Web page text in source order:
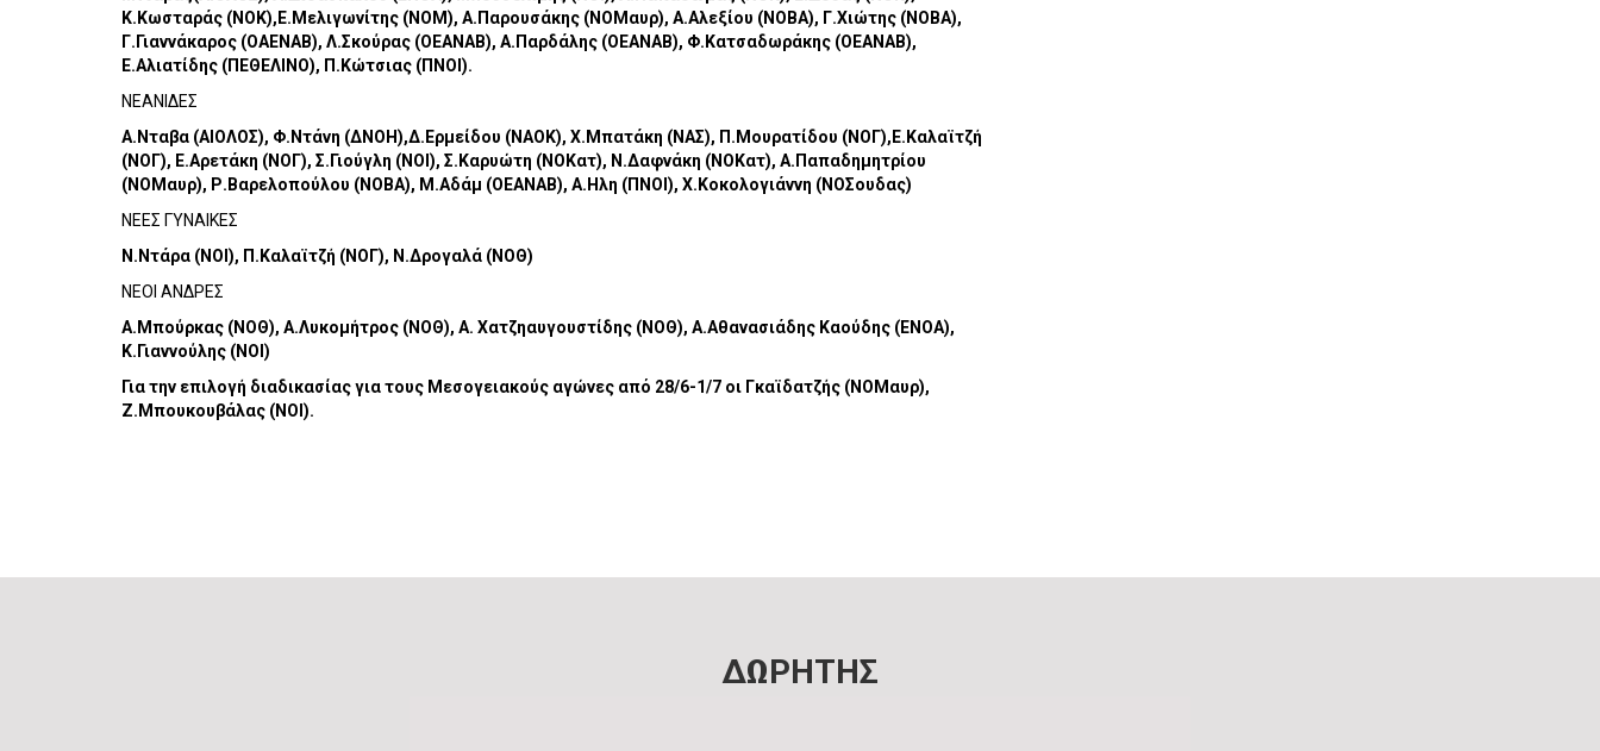
Κ.Κωσταράς (ΝΟΚ),Ε.Μελιγωνίτης (ΝΟΜ), Α.Παρουσάκης (ΝΟΜαυρ), Α.Αλεξίου (ΝΟΒΑ), Γ.Χιώτης (ΝΟΒΑ),
Γ.Γιαννάκαρος (ΟΑΕΝΑΒ), Λ.Σκούρας (ΟΕΑΝΑΒ), Α.Παρδάλης (ΟΕΑΝΑΒ), Φ.Κατσαδωράκης (ΟΕΑΝΑΒ),
Ε.Αλιατίδης (ΠΕΘΕΛΙΝΟ), Π.Κώτσιας (ΠΝΟΙ).
ΝΕΑΝΙΔΕΣ
Α.Νταβα (ΑΙΟΛΟΣ), Φ.Ντάνη (ΔΝΟΗ),Δ.Ερμείδου (ΝΑΟΚ), Χ.Μπατάκη (ΝΑΣ), Π.Μουρατίδου (ΝΟΓ),Ε.Καλαϊτζή
(ΝΟΓ), Ε.Αρετάκη (ΝΟΓ), Σ.Γιούγλη (ΝΟΙ), Σ.Καρυώτη (ΝΟΚατ), Ν.Δαφνάκη (ΝΟΚατ), Α.Παπαδημητρίου
(ΝΟΜαυρ), Ρ.Βαρελοπούλου (ΝΟΒΑ), Μ.Αδάμ (ΟΕΑΝΑΒ), Α.Ηλη (ΠΝΟΙ), Χ.Κοκολογιάννη (ΝΟΣουδας)
ΝΕΕΣ ΓΥΝΑΙΚΕΣ
Ν.Ντάρα (ΝΟΙ), Π.Καλαϊτζή (ΝΟΓ), Ν.Δρογαλά (ΝΟΘ)
ΝΕΟΙ ΑΝΔΡΕΣ
Α.Μπούρκας (ΝΟΘ), Α.Λυκομήτρος (ΝΟΘ), Α. Χατζηαυγουστίδης (ΝΟΘ), Α.Αθανασιάδης Καούδης (ΕΝΟΑ),
Κ.Γιαννούλης (ΝΟΙ)
Για την επιλογή διαδικασίας για τους Μεσογειακούς αγώνες από 28/6-1/7 οι Γκαϊδατζής (ΝΟΜαυρ),
Ζ.Μπουκουβάλας (ΝΟΙ).
ΔΩΡΗΤΗΣ